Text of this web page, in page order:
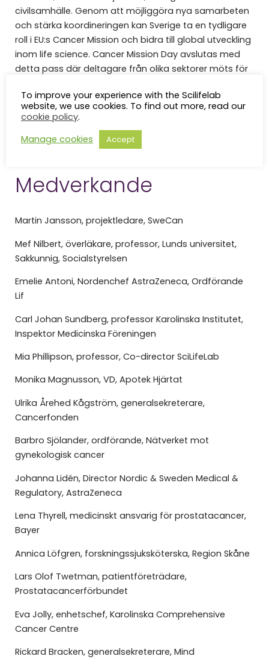
civilsamhälle. Genom att möjliggöra nya samarbeten
och stärka koordineringen kan Sverige ta en tydligare
roll i EU:s Cancer Mission och bidra till global utveckling
inom life science. Cancer Mission Day avslutas med
detta pass där deltagare från olika sektorer möts för
konkreta initiativ som kan stärka svensk cancervård,
forskning och innovation.
Read More
Medverkande
Martin Jansson, projektledare, SweCan
Mef Nilbert, överläkare, professor, Lunds universitet,
Sakkunnig, Socialstyrelsen
Emelie Antoni, Nordenchef AstraZeneca, Ordförande
Lif
Carl Johan Sundberg, professor Karolinska Institutet,
Inspektor Medicinska Föreningen
Mia Phillipson, professor, Co-director SciLifeLab
Monika Magnusson, VD, Apotek Hjärtat
Ulrika Årehed Kågström, generalsekreterare,
Cancerfonden
Barbro Sjölander, ordförande, Nätverket mot
gynekologisk cancer
Johanna Lidén, Director Nordic & Sweden Medical &
Regulatory, AstraZeneca
Lena Thyrell, medicinskt ansvarig för prostatacancer,
Bayer
Annica Löfgren, forskningssjuksköterska, Region Skåne
Lars Olof Twetman, patientföreträdare,
Prostatacancerförbundet
Eva Jolly, enhetschef, Karolinska Comprehensive
Cancer Centre
Rickard Bracken, generalsekreterare, Mind
To improve your experience with the Scilifelab
website, we use cookies. To find out more, read our
cookie policy.
Manage cookies
Accept